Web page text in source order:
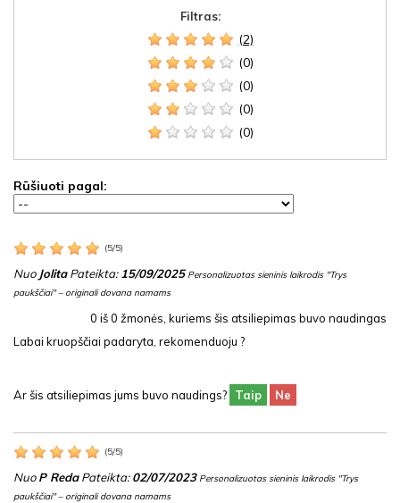
Filtras:
(2)
(0)
(0)
(0)
(0)
Rūšiuoti pagal:
(5/5)
Nuo JolitaPateikta: 15/09/2025 Personalizuotas sieninis laikrodis "Trys
paukščiai" – originali dovana namams
0 iš0 žmonės, kuriems šis atsiliepimas buvo naudingas
Labai kruopščiai padaryta, rekomenduoju ?
Ar šis atsiliepimas jums buvo naudings? Taip Ne
(5/5)
NuoP RedaPateikta:02/07/2023 Personalizuotas sieninis laikrodis "Trys
paukščiai" – originali dovana namams